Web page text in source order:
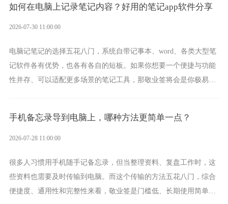
如何在电脑上记录笔记内容？好用的笔记app软件分享
2026-07-30 11:00:00
电脑记笔记的选择五花八门，系统自带记事本、word、各类大型笔
记软件各有优势，也各有各自的短板。如果你想要一个便捷与功能
性并存、可以适配更多场景的笔记工具，那敬业签将会是你极易上
手机备忘录导到电脑上，哪种方法更简单一点？
2026-07-28 11:00:00
很多人习惯用手机随手记备忘录，但当整理资料、复盘工作时，这
些资料也需要及时传输到电脑。而这个传输的方法五花八门，综合
便捷度、通用性和完整性来看，敬业签是门槛低、长期使用简单的